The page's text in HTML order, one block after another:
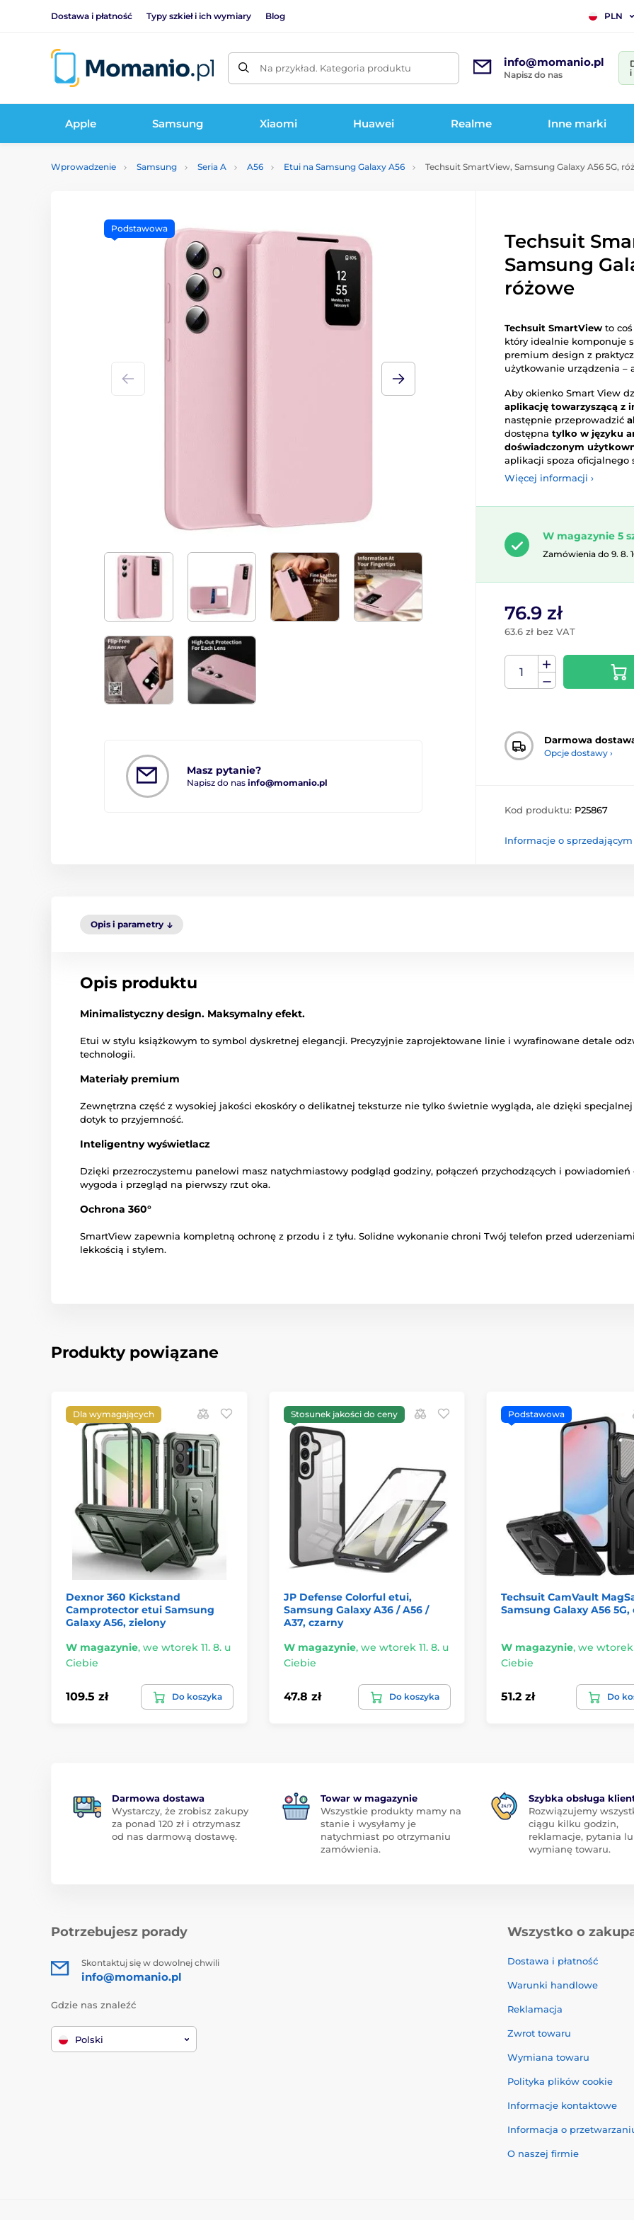
Dostawa i płatność Typy szkieł i ich wymiary Blog PLN
Na przykład. Kategoria produktu info@momanio.pl
Napisz do nas
Apple Samsung Xiaomi Huawei Realme Inne marki
Wprowadzenie Samsung Seria A A56 Etui na Samsung Galaxy A56 Techsuit SmartView, Samsung Galaxy A56 5G,
Masz pytanie?
Napisz do nas info@momanio.pl
Podstawowa
Techsuit
Samsung
różowe
Techsuit SmartView to
który idealnie komponuje
premium design z
użytkowanie urządzenia –
Aby okienko Smart View
aplikację towarzyszącą z
następnie przeprowadzić
dostępna tylko w języku
doświadczonym
aplikacji spoza oficjalnego
Więcej informacji ›
W magazynie 5
Zamówienia do 9. 8.
76.9 zł
63.6 zł bez VAT
Darmowa
Opcje dostawy ›
Kod produktu: P25867
Informacje o sprzedającym
Opis i parametry
Opis produktu
Minimalistyczny design. Maksymalny efekt.
Etui w stylu książkowym to symbol dyskretnej elegancji. Precyzyjnie zaprojektowane linie i wyrafinowane detale
technologii.
Materiały premium
Zewnętrzna część z wysokiej jakości ekoskóry o delikatnej teksturze nie tylko świetnie wygląda, ale dzięki
dotyk to przyjemność.
Inteligentny wyświetlacz
Dzięki przezroczystemu panelowi masz natychmiastowy podgląd godziny, połączeń przychodzących i
wygoda i przegląd na pierwszy rzut oka.
Ochrona 360°
SmartView zapewnia kompletną ochronę z przodu i z tyłu. Solidne wykonanie chroni Twój telefon przed
lekkością i stylem.
Produkty powiązane
Dla wymagających
Dexnor 360 Kickstand
Camprotector etui Samsung
Galaxy A56, zielony
W magazynie, we wtorek 11. 8. u
Ciebie
109.5 zł Do koszyka
Stosunek jakości do ceny
JP Defense Colorful etui,
Samsung Galaxy A36 / A56 /
A37, czarny
W magazynie, we wtorek 11. 8. u
Ciebie
47.8 zł Do koszyka
Podstawowa
Techsuit CamVault
Samsung Galaxy A56 5G,
W magazynie, we wtorek
Ciebie
51.2 zł Do
Darmowa dostawa
Wystarczy, że zrobisz zakupy
za ponad 120 zł i otrzymasz
od nas darmową dostawę.
Towar w magazynie
Wszystkie produkty mamy na
stanie i wysyłamy je
natychmiast po otrzymaniu
zamówienia.
Szybka obsługa
Rozwiązujemy
ciągu kilku godzin,
reklamacje, pytania
wymianę towaru.
Potrzebujesz porady
Skontaktuj się w dowolnej chwili
info@momanio.pl
Gdzie nas znaleźć
Polski
Wszystko o
Dostawa i płatność
Warunki handlowe
Reklamacja
Zwrot towaru
Wymiana towaru
Polityka plików cookie
Informacje kontaktowe
Informacja o
O naszej firmie